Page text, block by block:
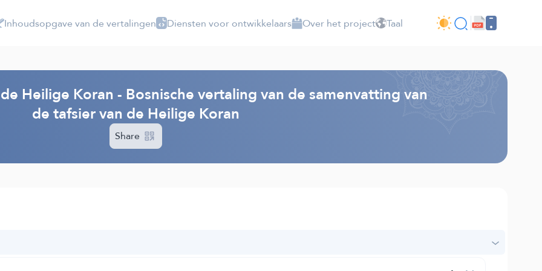
Inhoudsopgave van de vertalingen Diensten voor ontwikkelaars Over het project Taal
Heilige Koran - Bosnische vertaling van de samenvatting van
de tafsier van de Heilige Koran
Share